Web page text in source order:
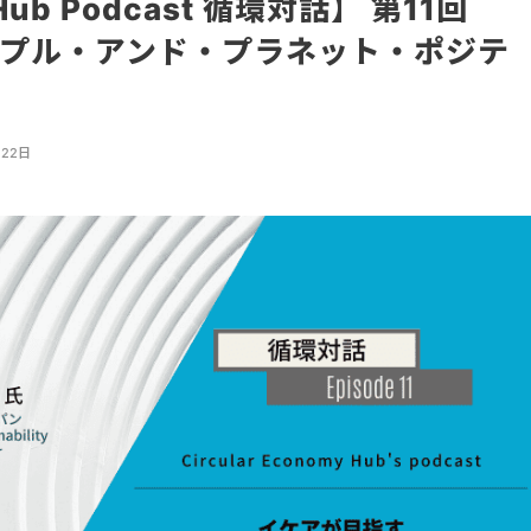
Podcast 循環対話】 第11回
ル・アンド・プラネット・ポジテ
日